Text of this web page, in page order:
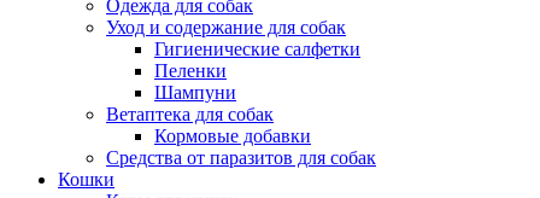
Одежда для собак
Уход и содержание для собак
Гигиенические салфетки
Пеленки
Шампуни
Ветаптека для собак
Кормовые добавки
Средства от паразитов для собак
Кошки